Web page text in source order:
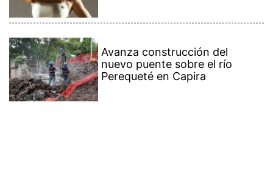
Avanza construcción del
nuevo puente sobre el río
Perequeté en Capira